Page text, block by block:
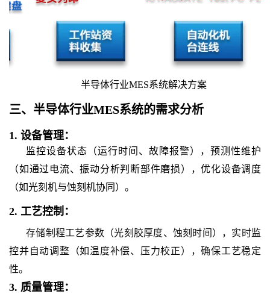
半导体行业MES系统解决方案
三、 半导体行业MES系统的需求分析
1. 设备管理：
监控设备状态（运行时间、故障报警），预测性维护
（如通过电流、振动分析判断部件磨损），优化设备调度
（如光刻机与蚀刻机协同）。
2. 工艺控制：
存储制程工艺参数（光刻胶厚度、蚀刻时间），实时监
控并自动调整（如温度补偿、压力校正），确保工艺稳定
性。
3. 质量管理：